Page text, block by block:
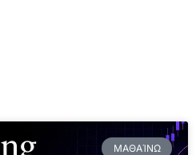
ΜΑΘΑΊΝΩ